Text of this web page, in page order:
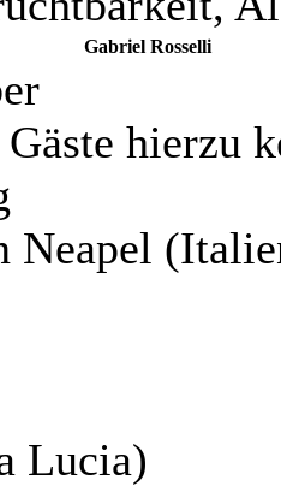
Gabriel Rosselli
Gäste hierzu
Neapel
Lucia)